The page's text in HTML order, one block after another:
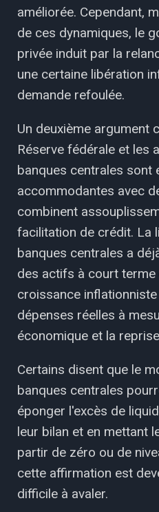
améliorée. Cependant,
de ces dynamiques, le
privée induit par la
une certaine libération
demande refoulée.
Un deuxième argument
Réserve fédérale et les
banques centrales sont
accommodantes avec
combinent
facilitation de crédit. La
banques centrales a
des actifs à court terme
croissance
dépenses réelles à
économique et la
Certains disent que le
banques centrales
éponger l'excès de
leur bilan et en mettant
partir de zéro ou de
cette affirmation est
difficile à avaler.